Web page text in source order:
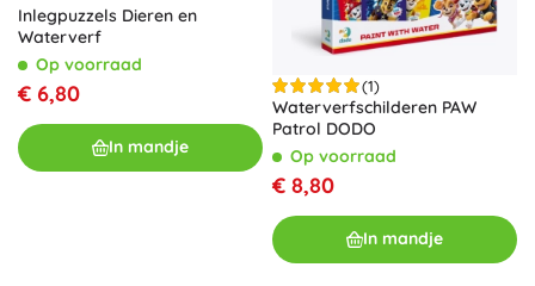
Inlegpuzzels Dieren en
Waterverf
Op voorraad
€ 6,80
In mandje
(1)
Waterverfschilderen PAW
Patrol DODO
Op voorraad
€ 8,80
In mandje